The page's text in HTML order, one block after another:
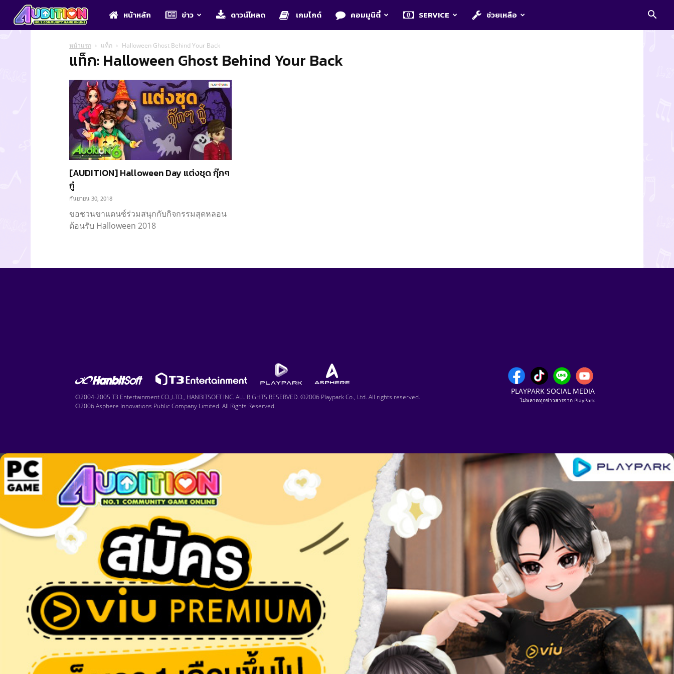
Auditionหน้าหลัก ข่าว ดาวน์โหลด เกมไกด์ คอมมูนิตี้ SERVICE ช่วยเหลือ
หน้าแรก แท็ก Halloween Ghost Behind Your Back
แท็ก: Halloween Ghost Behind Your Back
[AUDITION] Halloween Day แต่งชุด กุ๊กๆ
กู๋
กันยายน 30, 2018
ขอชวนขาแดนซ์ร่วมสนุกกับกิจกรรมสุดหลอน
ต้อนรับ Halloween 2018
PLAYPARK SOCIAL MEDIA
ไม่พลาดทุกข่าวสารจาก PlayPark
©2004-2005 T3 Entertainment CO.,LTD., HANBITSOFT INC. ALL RIGHTS RESERVED. ©2006 Playpark Co., Ltd. All rights reserved.
©2006 Asphere Innovations Public Company Limited. All Rights Reserved.